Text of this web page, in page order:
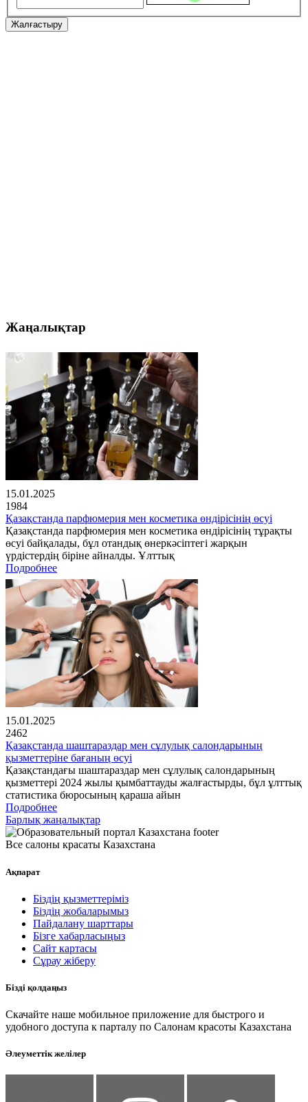
Жалғастыру
Жаңалықтар
15.01.2025
1984
Қазақстанда парфюмерия мен косметика өндірісінің өсуі
Қазақстанда парфюмерия мен косметика өндірісінің тұрақты
өсуі байқалады, бұл отандық өнеркәсіптегі жарқын
үрдістердің біріне айналды. Ұлттық
Подробнее
15.01.2025
2462
Қазақстанда шаштараздар мен сұлулық салондарының
қызметтеріне бағаның өсуі
Қазақстандағы шаштараздар мен сұлулық салондарының
қызметтері 2024 жылы қымбаттауды жалғастырды, бұл ұлттық
статистика бюросының қараша айын
Подробнее
Барлық жаңалықтар
Все салоны красаты Казахстана
Ақпарат
Біздің қызметтеріміз
Біздің жобаларымыз
Пайдалану шарттары
Бізге хабарласыңыз
Сайт картасы
Сұрау жіберу
Бізді қолдаңыз
Скачайте наше мобильное приложение для быстрого и
удобного доступа к парталу по Салонам красоты Казахстана
Әлеуметтік желілер